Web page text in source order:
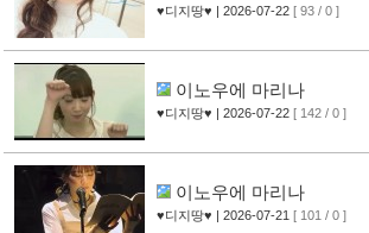
♥디지땅♥ | 2026-07-22 [ 93 / 0 ]
이노우에 마리나
♥디지땅♥ | 2026-07-22 [ 142 / 0 ]
이노우에 마리나
♥디지땅♥ | 2026-07-21 [ 101 / 0 ]